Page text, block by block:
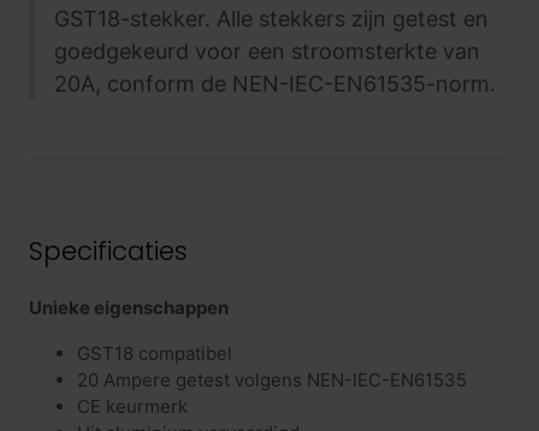
GST18-stekker. Alle stekkers zijn getest en
goedgekeurd voor een stroomsterkte van
20A, conform de NEN-IEC-EN61535-norm.
Specificaties
Unieke eigenschappen
GST18 compatibel
20 Ampere getest volgens NEN-IEC-EN61535
CE keurmerk